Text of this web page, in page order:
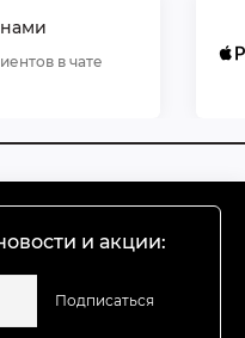
в чате
и акции:
Подписаться